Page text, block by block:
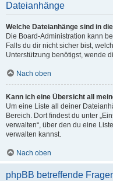
Dateianhänge
Welche Dateianhänge sind in
Die Board-Administration kann
Falls du dir nicht sicher bist,
Unterstützung benötigst, wende
Nach oben
Kann ich eine Übersicht all
Um eine Liste all deiner
Bereich. Dort findest du unter
verwalten“, über den du eine
verwalten kannst.
Nach oben
phpBB betreffende